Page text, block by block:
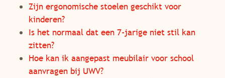
Zijn ergonomische stoelen geschikt voor
kinderen?
Is het normaal dat een 7-jarige niet stil kan
zitten?
Hoe kan ik aangepast meubilair voor school
aanvragen bij UWV?